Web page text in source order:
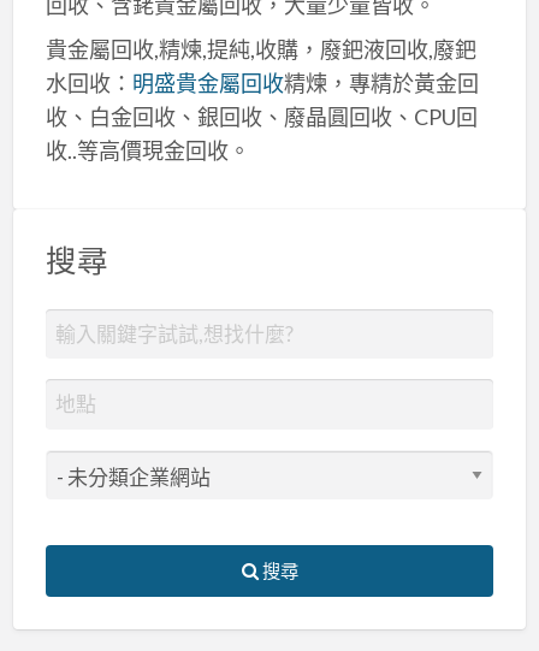
貴金屬回收,精煉,提純,收購，廢鈀液回收,廢鈀
水回收： 明盛貴金屬回收精煉，專精於黃金回
收、白金回收、銀回收、廢晶圓回收、CPU回
收..等高價現金回收。
搜尋
搜尋